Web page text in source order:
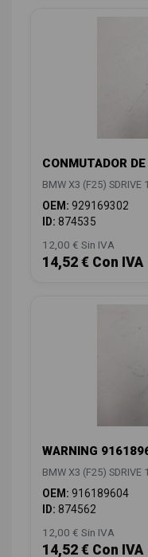
CONMUTADOR
BMW X3 (F25) SDRIVE
OEM: 929169302
ID: 874535
12,00 € Sin IVA
14,52 € Con IVA
WARNING
BMW X3 (F25) SDRIVE
OEM: 916189604
ID: 874562
12,00 € Sin IVA
14,52 € Con IVA